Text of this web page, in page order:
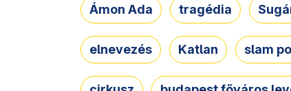
Ámon Ada tragédia
elnevezés Katlan slam